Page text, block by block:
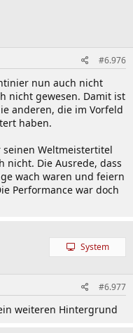
#6.976
nun auch nicht
nicht gewesen. Damit ist
anderen, die im Vorfeld
haben.
Weltmeistertitel
nicht. Die Ausrede, dass
wach waren und feiern
Performance war doch
System
#6.977
weiteren Hintergrund